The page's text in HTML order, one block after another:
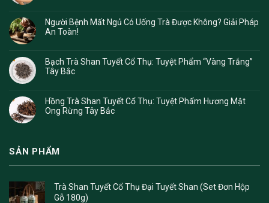
Người Bệnh Mất Ngủ Có Uống Trà Được Không? Giải Pháp
An Toàn!
Bạch Trà Shan Tuyết Cổ Thụ: Tuyệt Phẩm “Vàng Trắng”
Tây Bắc
Hồng Trà Shan Tuyết Cổ Thụ: Tuyệt Phẩm Hương Mật
Ong Rừng Tây Bắc
SẢN PHẨM
Trà Shan Tuyết Cổ Thụ Đại Tuyết Shan (Set Đơn Hộp
Gỗ 180g)